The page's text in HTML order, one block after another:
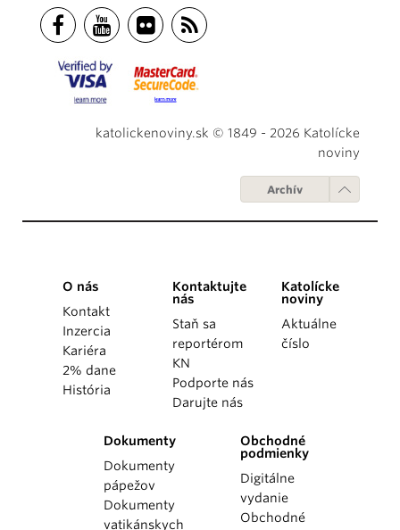
katolickenoviny.sk © 1849 - 2026 Katolícke
noviny
Archív
O nás
Kontakt
Inzercia
Kariéra
2% dane
História
Kontaktujte
nás
Staň sa
reportérom
KN
Podporte nás
Darujte nás
Katolícke
noviny
Aktuálne
číslo
Dokumenty
Dokumenty
pápežov
Dokumenty
vatikánskych
Obchodné
podmienky
Digitálne
vydanie
Obchodné